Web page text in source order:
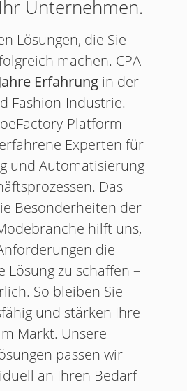
Unternehmen.
Lösungen, die Sie
machen. CPA
Erfahrung in der
Fashion-Industrie.
Platform-
Experten für
und Automatisierung
Das
Besonderheiten der
hilft uns,
die
Lösung zu schaffen –
So bleiben Sie
und stärken Ihre
Markt. Unsere
passen wir
an Ihren Bedarf